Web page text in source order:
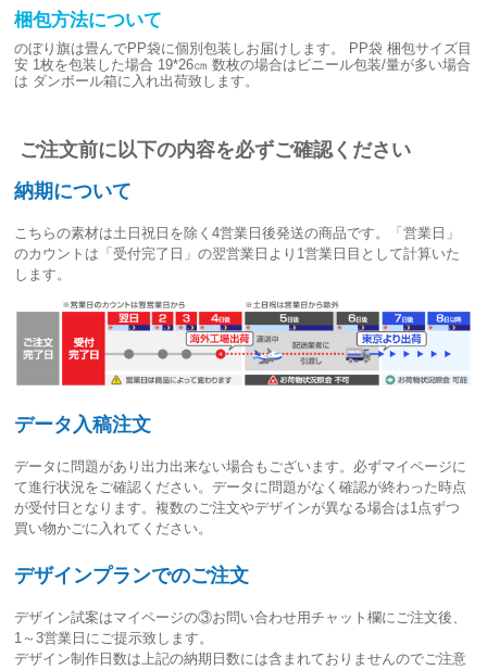
梱包方法について
のぼり旗は畳んでPP袋に個別包装しお届けします。
PP袋 梱包サイズ目
安 1枚を包装した場合 19*26㎝ 数枚の場合はビニール包装/量が多い場合
は ダンボール箱に入れ出荷致します。
ご注文前に以下の内容を必ずご確認ください
納期について
こちらの素材は土日祝日を除く4営業日後発送の商品です。「営業日」
のカウントは「受付完了日」の翌営業日より1営業日目として計算いた
します。
データ入稿注文
データに問題があり出力出来ない場合もございます。必ずマイページに
て進行状況をご確認ください。データに問題がなく確認が終わった時点
が受付日 となります。複数のご注文やデザインが異なる場合は1点ずつ
買い物かごに入れてください。
デザインプランでのご注文
デザイン試案はマイページの③お問い合わせ用チャット欄にご注文後、
1～3営業日 にご提示致します。
デザイン制作日数は上記の納期日数には含まれておりませんのでご注意